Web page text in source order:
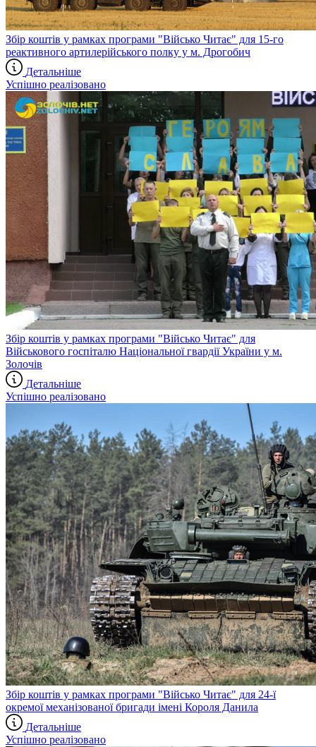
Збір коштів у рамках програми "Військо Читає" для 15-го
реактивного артилерійського полку у м. Дрогобич
Детальніше
Успішно реалізовано
Збір коштів у рамках програми "Військо Читає" для
Військового госпіталю Національної гвардії України у м.
Золочів
Детальніше
Успішно реалізовано
Збір коштів у рамках програми "Військо Читає" для 24-ї
окремої механізованої бригади імені Короля Данила
Детальніше
Успішно реалізовано